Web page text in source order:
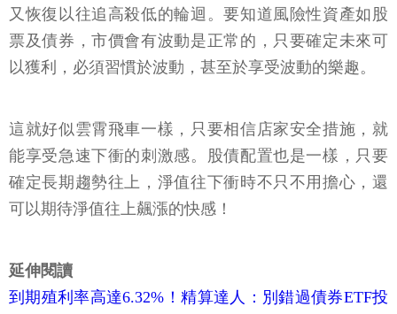
又恢復以往追高殺低的輪迴。要知道風險性資產如股
票及債券，市價會有波動是正常的，只要確定未來可
以獲利，必須習慣於波動，甚至於享受波動的樂趣。
這就好似雲霄飛車一樣，只要相信店家安全措施，就
能享受急速下衝的刺激感。股債配置也是一樣，只要
確定長期趨勢往上，淨值往下衝時不只不用擔心，還
可以期待淨值往上飆漲的快感！
延伸閱讀
到期殖利率高達6.32%！精算達人：別錯過債券ETF投